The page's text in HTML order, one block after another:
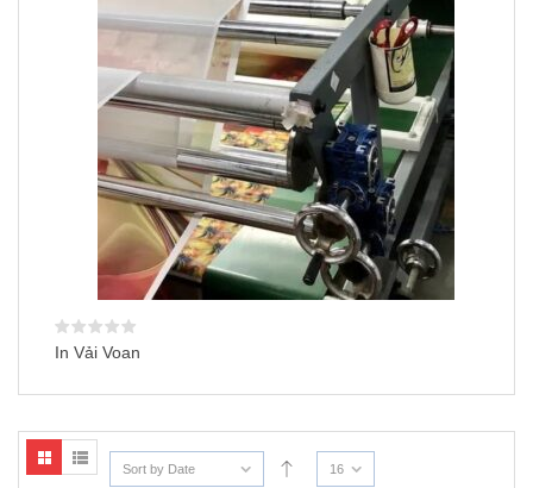
In Vải Voan
Sort by Date 16